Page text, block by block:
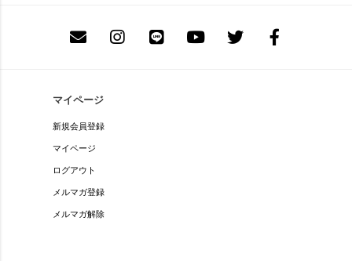
マイページ
新規会員登録
マイページ
ログアウト
メルマガ登録
メルマガ解除